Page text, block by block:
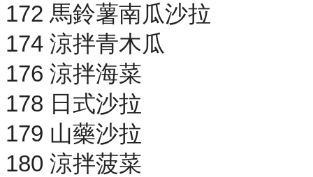
172 馬鈴薯南瓜沙拉
174 涼拌青木瓜
176 涼拌海菜
178 日式沙拉
179 山藥沙拉
180 涼拌菠菜